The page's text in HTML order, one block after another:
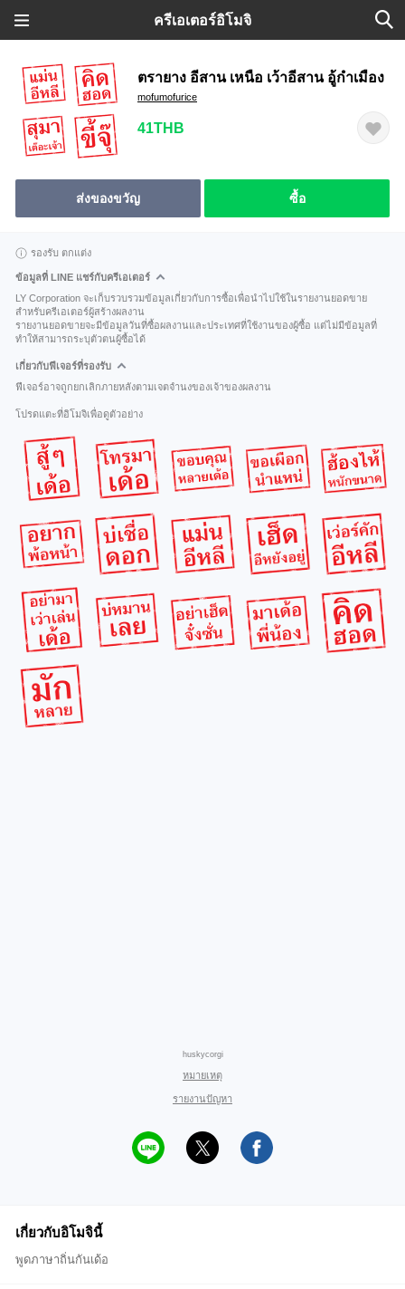
ครีเอเตอร์อิโมจิ
ตรายาง อีสาน เหนือ เว้าอีสาน อู้กำเมือง
mofumofurice
41THB
ส่งของขวัญ ซื้อ
รองรับ ตกแต่ง
ข้อมูลที่ LINE แชร์กับครีเอเตอร์
LY Corporation จะเก็บรวบรวมข้อมูลเกี่ยวกับการซื้อเพื่อนำไปใช้ในรายงานยอดขาย
สำหรับครีเอเตอร์ผู้สร้างผลงาน
รายงานยอดขายจะมีข้อมูลวันที่ซื้อผลงานและประเทศที่ใช้งานของผู้ซื้อ แต่ไม่มีข้อมูลที่
ทำให้สามารถระบุตัวตนผู้ซื้อได้
เกี่ยวกับฟีเจอร์ที่รองรับ
ฟีเจอร์อาจถูกยกเลิกภายหลังตามเจตจำนงของเจ้าของผลงาน
โปรดแตะที่อิโมจิเพื่อดูตัวอย่าง
huskycorgi
หมายเหตุ
รายงานปัญหา
เกี่ยวกับอิโมจินี้
พูดภาษาถิ่นกันเด้อ